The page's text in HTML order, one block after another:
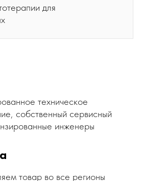
для
техническое
собственный сервисный
инженеры
товар во все регионы